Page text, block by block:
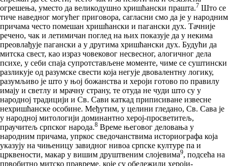
огрешења, уместо да великодушно хришћански прашта.7 Што се
тиче наведног могућег приговора, сагласни смо да је у народним
причама често помешан хришћански и пагански дух. Тачније
речено, чак и летимичан поглед на њих показује да у некима
преовлађује пагански а у другима хришћански дух. Будући да
митска свест, као израз човековог несвесног, алогичног дела
психе, у себи спаја супротстављене моменте, чиме се суштински
разликује од разумске свести која негује двовалентну логику,
разумљиво је што у њој божанства и хероји готово по правилу
имају и светлу и мрачну страну, те отуда не чуди што су у
народној традицији и Св. Сави каткад приписиване извесне
нехришћанске особине. Међутим, у целини гледано, Св. Сава је
у народној митологији доминантно херој-просветитељ,
праучитељ српског народа.8 Време његовог деловања у
народним причама, упркос сведочанствима историографа која
указују на чињеницу завидног нивоа српске културе па и
црквености, макар у вишим друштвеним слојевима9, подсећа на
првобитно митско правреме, које су обележили хероји-